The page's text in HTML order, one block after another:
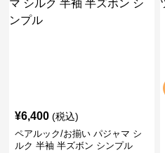
¥6,400 (税込)
ペアルック/お揃い パジャマ シ
ルク 半袖 半ズボン シンプル